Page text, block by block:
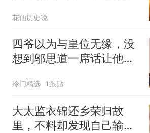
花仙历史说
四爷以为与皇位无缘，没
想到邬思道一席话让他醍
冷门精选 1跟贴
大太监衣锦还乡荣归故
里，不料却发现自己输得